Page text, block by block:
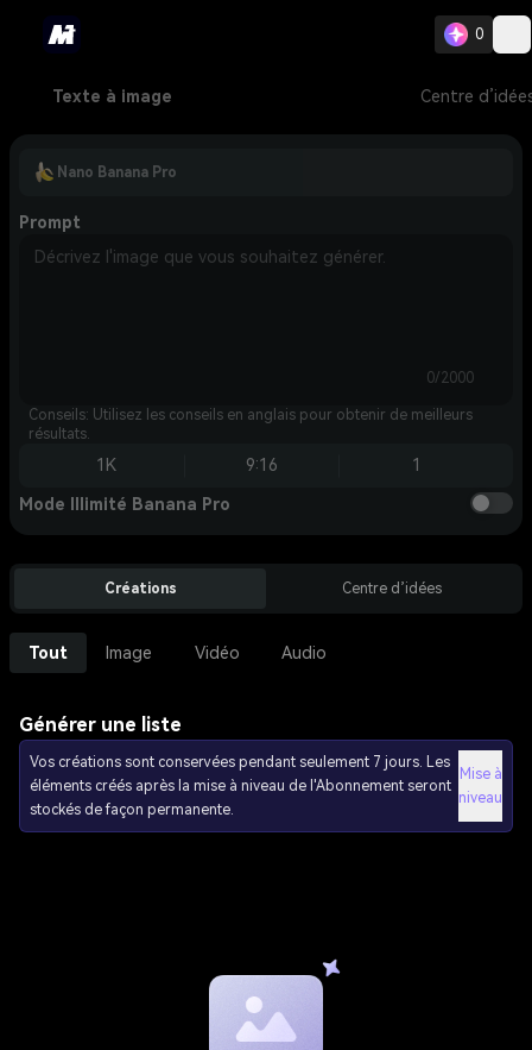
0
Texte à image Centre
Nano Banana Pro
Prompt
0/2000
Conseils: Utilisez les conseils en anglais pour obtenir de meilleurs
résultats.
1K 9:16 1
Mode Illimité Banana Pro
Créations Centre d’idées
Tout Image Vidéo Audio
Générer une liste
Vos créations sont conservées pendant seulement 7 jours. Les
éléments créés après la mise à niveau de l'Abonnement seront
stockés de façon permanente.
Mise à
niveau